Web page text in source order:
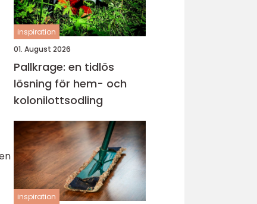
inspiration
01. August 2026
Pallkrage: en tidlös
lösning för hem- och
kolonilottsodling
inspiration